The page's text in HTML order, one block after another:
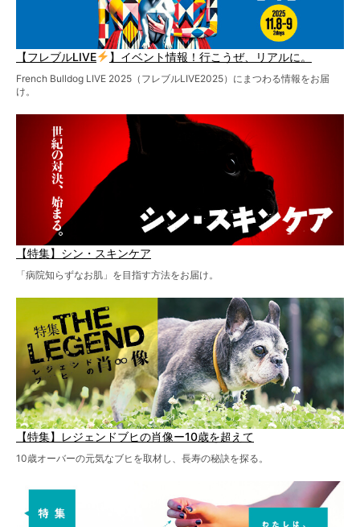
【フレブルLIVE 】イベント情報！行こうぜ、リアルに。
French Bulldog LIVE 2025（フレブルLIVE2025）にまつわる情報をお届
け。
【特集】シン・スキンケア
「病院知らずなお肌」を目指す方法をお届け。
【特集】レジェンドブヒの肖像ー10歳を超えて
10歳オーバーの元気なブヒを取材し、長寿の秘訣を探る。